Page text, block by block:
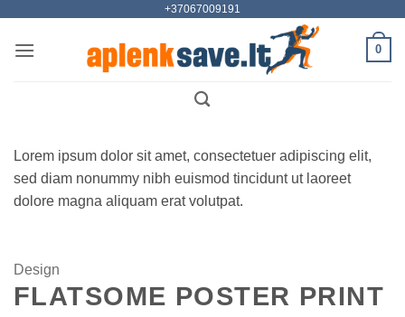
content
+37067009191
0
Lorem ipsum dolor sit amet, consectetuer adipiscing elit,
sed diam nonummy nibh euismod tincidunt ut laoreet
dolore magna aliquam erat volutpat.
Design
FLATSOME POSTER PRINT